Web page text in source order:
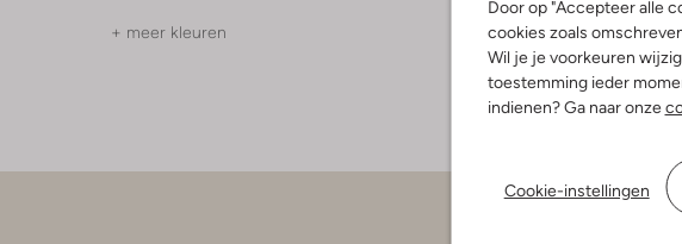
Door op "Accepteer alle
cookies zoals
Wil je je voorkeuren
toestemming ieder
indienen? Ga naar onze
Cookie-instellingen
+ meer kleuren + meer kleuren